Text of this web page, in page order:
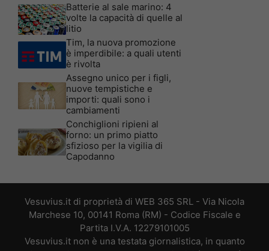
Batterie al sale marino: 4
volte la capacità di quelle al
litio
Tim, la nuova promozione
è imperdibile: a quali utenti
è rivolta
Assegno unico per i figli,
nuove tempistiche e
importi: quali sono i
cambiamenti
Conchiglioni ripieni al
forno: un primo piatto
sfizioso per la vigilia di
Capodanno
Vesuvius.it di proprietà di WEB 365 SRL - Via Nicola
Marchese 10, 00141 Roma (RM) - Codice Fiscale e
Partita I.V.A. 12279101005
Vesuvius.it non è una testata giornalistica, in quanto